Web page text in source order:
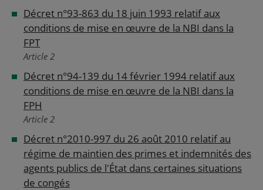
Décret n°93-863 du 18 juin 1993 relatif aux
conditions de mise en œuvre de la NBI dans la
FPT
Article 2
Décret n°94-139 du 14 février 1994 relatif aux
conditions de mise en œuvre de la NBI dans la
FPH
Article 2
Décret n°2010-997 du 26 août 2010 relatif au
régime de maintien des primes et indemnités des
agents publics de l'État dans certaines situations
de congés